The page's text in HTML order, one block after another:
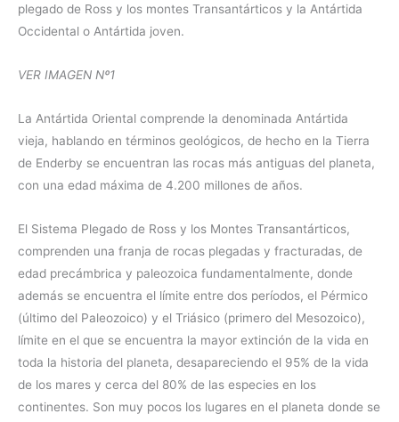
plegado de Ross y los montes Transantárticos y la Antártida
Occidental o Antártida joven.
VER IMAGEN Nº1
La Antártida Oriental comprende la denominada Antártida
vieja, hablando en términos geológicos, de hecho en la Tierra
de Enderby se encuentran las rocas más antiguas del planeta,
con una edad máxima de 4.200 millones de años.
El Sistema Plegado de Ross y los Montes Transantárticos,
comprenden una franja de rocas plegadas y fracturadas, de
edad precámbrica y paleozoica fundamentalmente, donde
además se encuentra el límite entre dos períodos, el Pérmico
(último del Paleozoico) y el Triásico (primero del Mesozoico),
límite en el que se encuentra la mayor extinción de la vida en
toda la historia del planeta, desapareciendo el 95% de la vida
de los mares y cerca del 80% de las especies en los
continentes. Son muy pocos los lugares en el planeta donde se